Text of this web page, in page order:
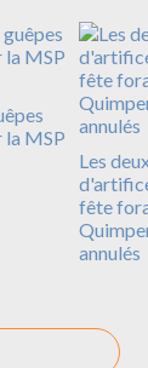
MSP
Les
fête
annulés